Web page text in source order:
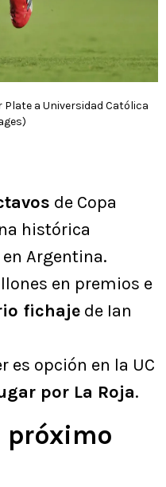
Plate a Universidad Católica
de Copa
histórica
Argentina.
en premios e
fichaje de Ian
es opción en la UC
por La Roja.
próximo